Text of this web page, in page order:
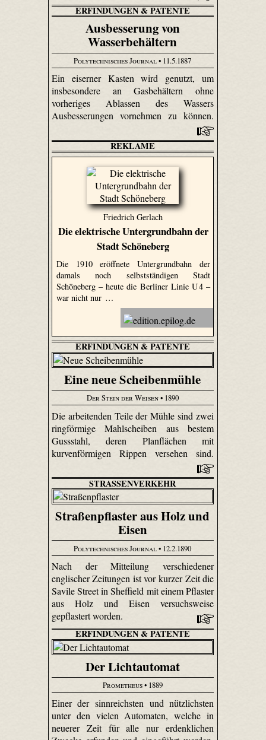
ERFINDUNGEN & PATENTE
Ausbesserung von
Wasserbehältern
Polytechnisches Journal• 11.5.1887
Ein eiserner Kasten wird genutzt, um
insbesondere an Gasbehältern ohne
vorheriges Ablassen des Wassers
Ausbesserungen vornehmen zu können.
REKLAME
Friedrich Gerlach
Die elektrische Untergrundbahn der
Stadt Schöneberg
Die 1910 eröffnete Untergrundbahn der
damals noch selbstständigen Stadt
Schöneberg – heute die Berliner Linie U 4 –
war nicht nur …
ERFINDUNGEN & PATENTE
Eine neue Scheibenmühle
Der Stein der Weisen• 1890
Die arbeitenden Teile der Mühle sind zwei
ringförmige Mahl­scheiben aus bestem
Gussstahl, deren Plan­flächen mit
kurvenförmigen Rippen versehen sind.
STRASSENVERKEHR
Straßenpflaster aus Holz und
Eisen
Polytechnisches Journal• 12.2.1890
Nach der Mitteilung verschiedener
englischer Zeitungen ist vor kurzer Zeit die
Savile Street in Sheffield mit einem Pflaster
aus Holz und Eisen versuchsweise
gepflastert worden.
ERFINDUNGEN & PATENTE
Der Lichtautomat
Prometheus• 1889
Einer der sinnreichsten und nützlichsten
unter den vielen Automaten, welche in
neuerer Zeit für alle nur erdenklichen